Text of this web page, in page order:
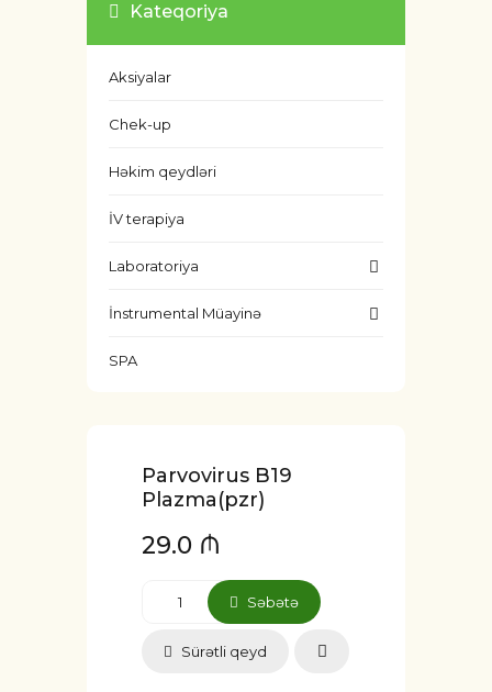
Kateqoriya
Aksiyalar
Chek-up
Həkim qeydləri
İV terapiya
Laboratoriya
İnstrumental Müayinə
SPA
Parvovirus B19
Plazma(pzr)
29.0 ₼
Səbətə
Sürətli qeyd